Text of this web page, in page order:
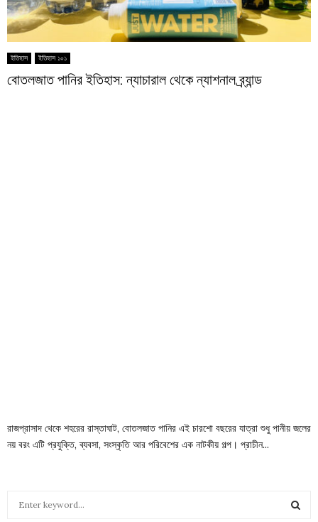
ইতিহাস ইতিহাস ১০১
বোতলজাত পানির ইতিহাস: ন্যাচারাল থেকে ন্যাশনাল ব্র্যান্ড
রাজপ্রাসাদ থেকে শহরের রাস্তাঘাট, বোতলজাত পানির এই চারশো বছরের যাত্রা শুধু পানীয় জলের
নয় বরং এটি প্রযুক্তি, ব্যবসা, সংস্কৃতি আর পরিবেশের এক নাটকীয় গল্প। প্রাচীন...